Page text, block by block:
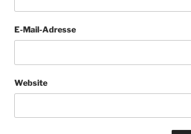
E-Mail-Adresse
Website